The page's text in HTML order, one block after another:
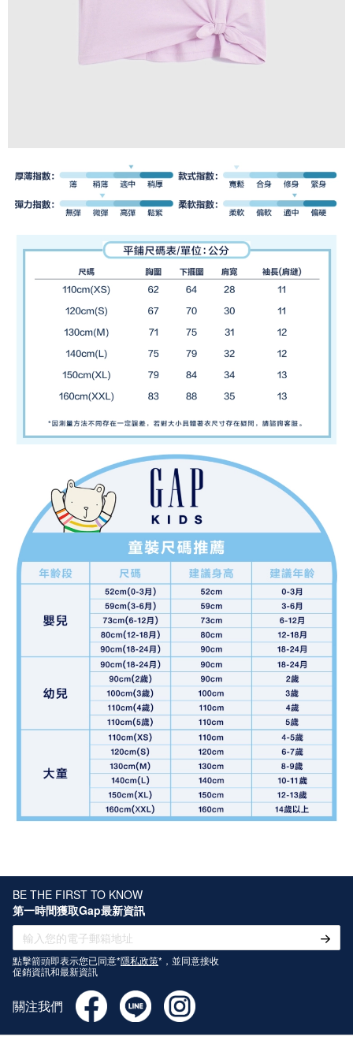
BE THE FIRST TO KNOW
第一時間獲取Gap最新資訊
點擊箭頭即表示您已同意*隱私政策*，並同意接收
促銷資訊和最新資訊
關注我們